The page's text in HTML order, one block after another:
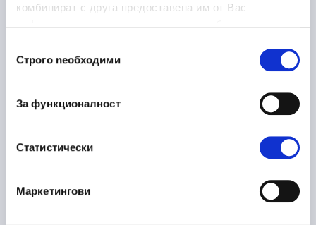
комбинират с друга предоставена им от Вас
наСтрого nеобходими
За функционалност
Статистически
Маркетингови
Associate
On-site Sofia
Ръководител направление
металообработка
16/06/2026